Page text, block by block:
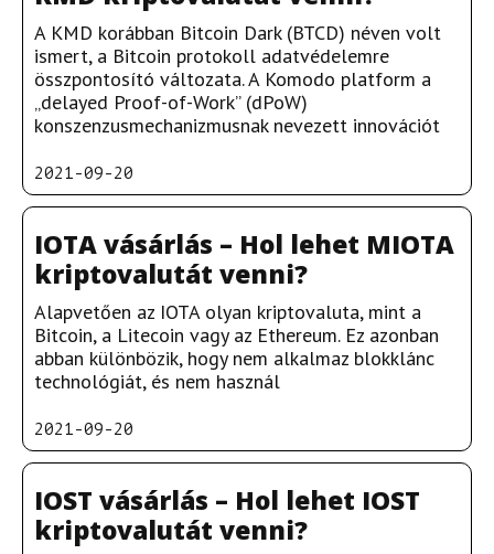
A KMD korábban Bitcoin Dark (BTCD) néven volt
ismert, a Bitcoin protokoll adatvédelemre
összpontosító változata. A Komodo platform a
„delayed Proof-of-Work” (dPoW)
konszenzusmechanizmusnak nevezett innovációt
2021-09-20
IOTA vásárlás – Hol lehet MIOTA
kriptovalutát venni?
Alapvetően az IOTA olyan kriptovaluta, mint a
Bitcoin, a Litecoin vagy az Ethereum. Ez azonban
abban különbözik, hogy nem alkalmaz blokklánc
technológiát, és nem használ
2021-09-20
IOST vásárlás – Hol lehet IOST
kriptovalutát venni?